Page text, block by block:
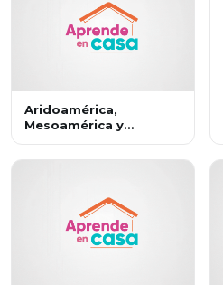
Aridoamérica,
Mesoamérica y